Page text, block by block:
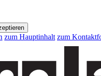
zum Hauptinhalt zum